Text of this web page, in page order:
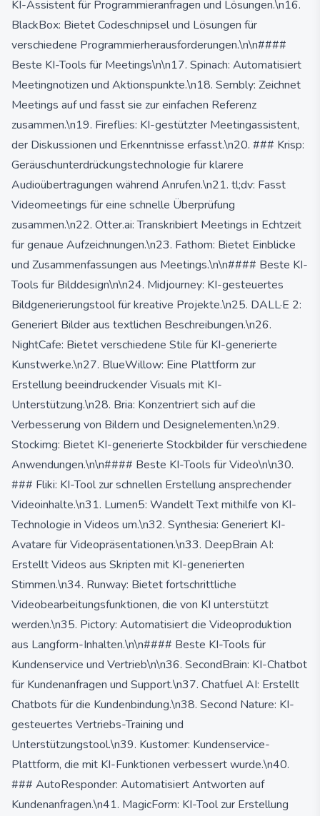
KI-Assistent für Programmieranfragen und Lösungen.\n16.
BlackBox: Bietet Codeschnipsel und Lösungen für
verschiedene Programmierherausforderungen.\n\n####
Beste KI-Tools für Meetings\n\n17. Spinach: Automatisiert
Meetingnotizen und Aktionspunkte.\n18. Sembly: Zeichnet
Meetings auf und fasst sie zur einfachen Referenz
zusammen.\n19. Fireflies: KI-gestützter Meetingassistent,
der Diskussionen und Erkenntnisse erfasst.\n20. ### Krisp:
Geräuschunterdrückungstechnologie für klarere
Audioübertragungen während Anrufen.\n21. tl;dv: Fasst
Videomeetings für eine schnelle Überprüfung
zusammen.\n22. Otter.ai: Transkribiert Meetings in Echtzeit
für genaue Aufzeichnungen.\n23. Fathom: Bietet Einblicke
und Zusammenfassungen aus Meetings.\n\n#### Beste KI-
Tools für Bilddesign\n\n24. Midjourney: KI-gesteuertes
Bildgenerierungstool für kreative Projekte.\n25. DALL·E 2:
Generiert Bilder aus textlichen Beschreibungen.\n26.
NightCafe: Bietet verschiedene Stile für KI-generierte
Kunstwerke.\n27. BlueWillow: Eine Plattform zur
Erstellung beeindruckender Visuals mit KI-
Unterstützung.\n28. Bria: Konzentriert sich auf die
Verbesserung von Bildern und Designelementen.\n29.
Stockimg: Bietet KI-generierte Stockbilder für verschiedene
Anwendungen.\n\n#### Beste KI-Tools für Video\n\n30.
### Fliki: KI-Tool zur schnellen Erstellung ansprechender
Videoinhalte.\n31. Lumen5: Wandelt Text mithilfe von KI-
Technologie in Videos um.\n32. Synthesia: Generiert KI-
Avatare für Videopräsentationen.\n33. DeepBrain AI:
Erstellt Videos aus Skripten mit KI-generierten
Stimmen.\n34. Runway: Bietet fortschrittliche
Videobearbeitungsfunktionen, die von KI unterstützt
werden.\n35. Pictory: Automatisiert die Videoproduktion
aus Langform-Inhalten.\n\n#### Beste KI-Tools für
Kundenservice und Vertrieb\n\n36. SecondBrain: KI-Chatbot
für Kundenanfragen und Support.\n37. Chatfuel AI: Erstellt
Chatbots für die Kundenbindung.\n38. Second Nature: KI-
gesteuertes Vertriebs-Training und
Unterstützungstool.\n39. Kustomer: Kundenservice-
Plattform, die mit KI-Funktionen verbessert wurde.\n40.
### AutoResponder: Automatisiert Antworten auf
Kundenanfragen.\n41. MagicForm: KI-Tool zur Erstellung